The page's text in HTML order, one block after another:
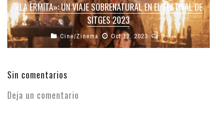
«LA ERMITA»: UN VIAJE SOBRENATURAL EN EL FESTIVAL DE
SITGES 2023
Cine/Zinema Oct 12, 2023 0
Sin comentarios
Deja un comentario